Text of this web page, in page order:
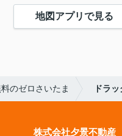
地図アプリで見る
のゼロさいたま ドラ
株式会社夕景不動産